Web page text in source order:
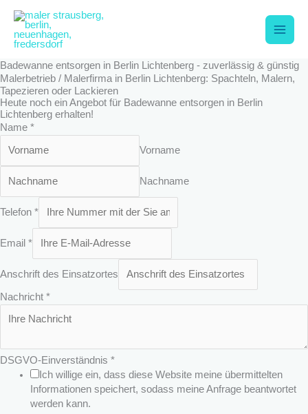
Inhalt
springen
Main
Badewanne entsorgen in Berlin Lichtenberg - zuverlässig & günstig
Malerbetrieb / Malerfirma in Berlin Lichtenberg: Spachteln, Malern,
Tapezieren oder Lackieren
Heute noch ein Angebot für Badewanne entsorgen in Berlin
Lichtenberg erhalten!
Name *
Vorname
Nachname
Telefon *
Email *
Anschrift des Einsatzortes
A
h
Nachricht *
DSGVO-Einverständnis *
Ich willige ein, dass diese Website meine übermittelten
Informationen speichert, sodass meine Anfrage beantwortet
werden kann.